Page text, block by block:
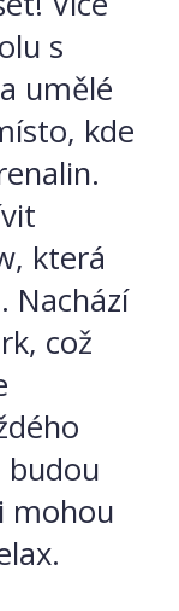
s
umělé
kde
která
Nachází
což
budou
mohou